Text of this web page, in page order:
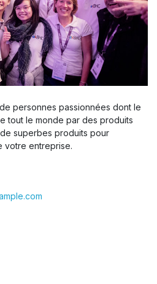
personnes passionnées dont le
tout le monde par des produits
superbes produits pour
votre entreprise.